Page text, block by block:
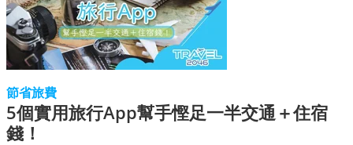
節省旅費
5個實用旅行App幫手慳足一半交通＋住宿
錢！